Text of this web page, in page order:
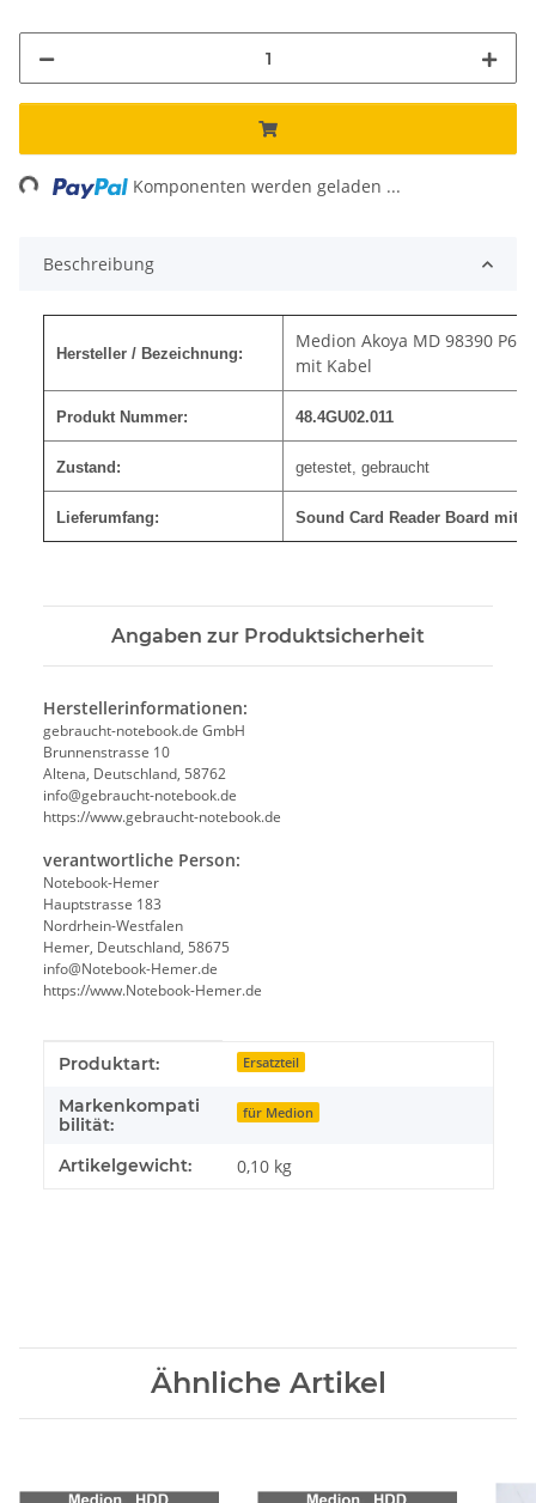
Komponenten werden geladen ...
Beschreibung
Hersteller / Bezeichnung:
Medion Akoya MD 98390
mit Kabel
Produkt Nummer: 48.4GU02.011
Zustand: getestet, gebraucht
Lieferumfang: Sound Card Reader Board mit
Angaben zur Produktsicherheit
Herstellerinformationen:
gebraucht-notebook.de GmbH
Brunnenstrasse 10
Altena, Deutschland, 58762
info@gebraucht-notebook.de
https://www.gebraucht-notebook.de
verantwortliche Person:
Notebook-Hemer
Hauptstrasse 183
Nordrhein-Westfalen
Hemer, Deutschland, 58675
info@Notebook-Hemer.de
https://www.Notebook-Hemer.de
Produkteigenschaft
Wert
Produktart: Ersatzteil
Markenkompati
bilität:
für Medion
Artikelgewicht: 0,10 kg
Ähnliche Artikel